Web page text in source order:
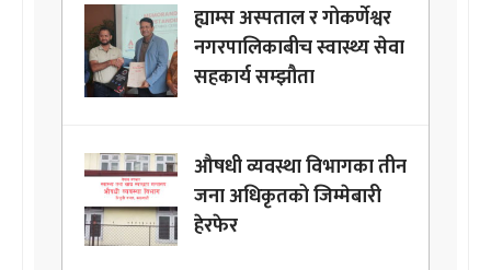
ह्याम्स अस्पताल र गोकर्णेश्वर
नगरपालिकाबीच स्वास्थ्य सेवा
सहकार्य सम्झौता
औषधी व्यवस्था विभागका तीन
जना अधिकृतको जिम्मेबारी
हेरफेर